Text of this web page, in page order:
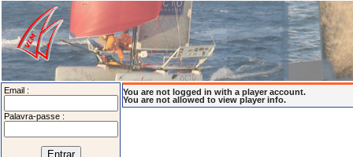
Email :
Palavra-passe :
You are not logged in with a player account.
You are not allowed to view player info.